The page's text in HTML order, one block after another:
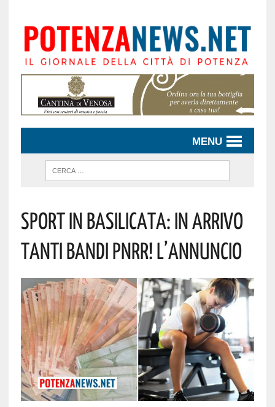
MENU
Sport In Basilicata: In Arrivo
Tanti Bandi PNRR! L’annuncio